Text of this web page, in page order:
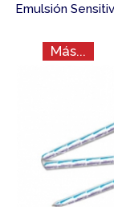
Emulsión
Más...